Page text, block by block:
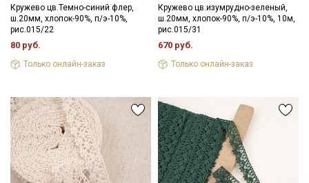
Кружево цв.Темно-синий флер,
ш.20мм, хлопок-90%, п/э-10%,
рис.015/22
80 руб.
Только онлайн-заказ
Кружево цв.изумрудно-зеленый,
ш.20мм, хлопок-90%, п/э-10%, 10м,
рис.015/31
670 руб.
Только онлайн-заказ